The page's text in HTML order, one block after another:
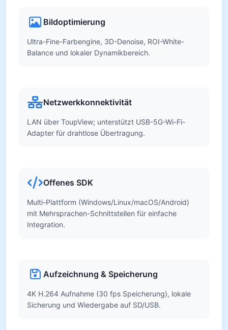
Bildoptimierung
Ultra-Fine-Farbengine, 3D-Denoise, ROI-White-
Balance und lokaler Dynamikbereich.
Netzwerkkonnektivität
LAN über ToupView; unterstützt USB-5G-Wi-Fi-
Adapter für drahtlose Übertragung.
Offenes SDK
Multi-Plattform (Windows/Linux/macOS/Android)
mit Mehrsprachen-Schnittstellen für einfache
Integration.
Aufzeichnung & Speicherung
4K H.264 Aufnahme (30 fps Speicherung), lokale
Sicherung und Wiedergabe auf SD/USB.